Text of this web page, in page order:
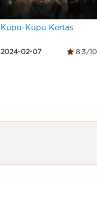
Kupu-Kupu Kertas
2024-02-07 8.3/10